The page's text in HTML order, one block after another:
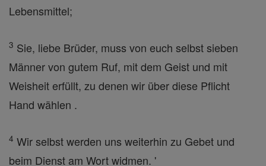
Lebensmittel;
3 Sie, liebe Brüder, muss von euch selbst sieben
Männer von gutem Ruf, mit dem Geist und mit
Weisheit erfüllt, zu denen wir über diese Pflicht
Hand wählen .
4 Wir selbst werden uns weiterhin zu Gebet und
beim Dienst am Wort widmen. '